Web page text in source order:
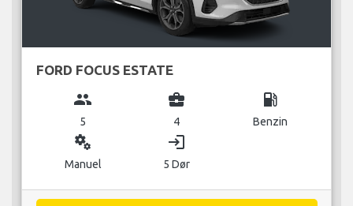
FORD FOCUS ESTATE
group
5
business_center
4
local_gas_station
Benzin
miscellaneous_services
Manuel
login
5 Dør